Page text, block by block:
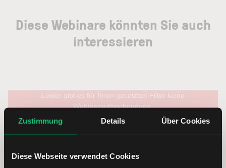
Zustimmung Details Über Cookies
Diese Webseite verwendet Cookies
Diese Webinare könnten Sie auch
interessieren
Leider gibt es für Ihren gesetzten Filter keine
Webinaraufzeichnungen.